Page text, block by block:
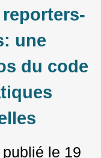
une
du code
publié le 19